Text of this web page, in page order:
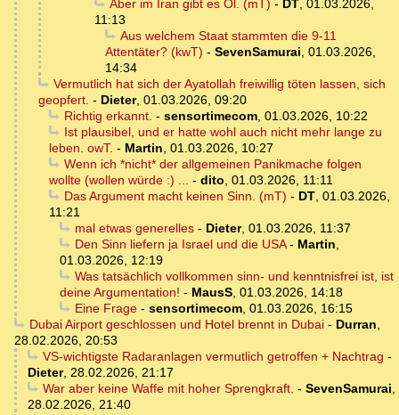
Aber im Iran gibt es Öl. (mT) - DT, 01.03.2026,
11:13
Aus welchem Staat stammten die 9-11
Attentäter? (kwT) - SevenSamurai, 01.03.2026,
14:34
Vermutlich hat sich der Ayatollah freiwillig töten lassen, sich
geopfert. - Dieter, 01.03.2026, 09:20
Richtig erkannt. - sensortimecom, 01.03.2026, 10:22
Ist plausibel, und er hatte wohl auch nicht mehr lange zu
leben. owT. - Martin, 01.03.2026, 10:27
Wenn ich *nicht* der allgemeinen Panikmache folgen
wollte (wollen würde :) ... - dito, 01.03.2026, 11:11
Das Argument macht keinen Sinn. (mT) - DT, 01.03.2026,
11:21
mal etwas generelles- Dieter, 01.03.2026, 11:37
Den Sinn liefern ja Israel und die USA- Martin,
01.03.2026, 12:19
Was tatsächlich vollkommen sinn- und kenntnisfrei ist, ist
deine Argumentation! - MausS, 01.03.2026, 14:18
Eine Frage- sensortimecom, 01.03.2026, 16:15
Dubai Airport geschlossen und Hotel brennt in Dubai- Durran,
28.02.2026, 20:53
VS-wichtigste Radaranlagen vermutlich getroffen + Nachtrag -
Dieter, 28.02.2026, 21:17
War aber keine Waffe mit hoher Sprengkraft. - SevenSamurai,
28.02.2026, 21:40